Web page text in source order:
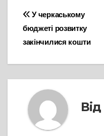
Навігація
записів
У черкаському
бюджеті розвитку
закінчилися кошти
Від